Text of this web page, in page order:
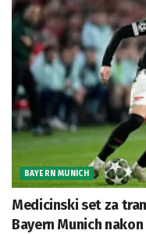
BAYERN MUNICH
Medicinski set za
Bayern Munich